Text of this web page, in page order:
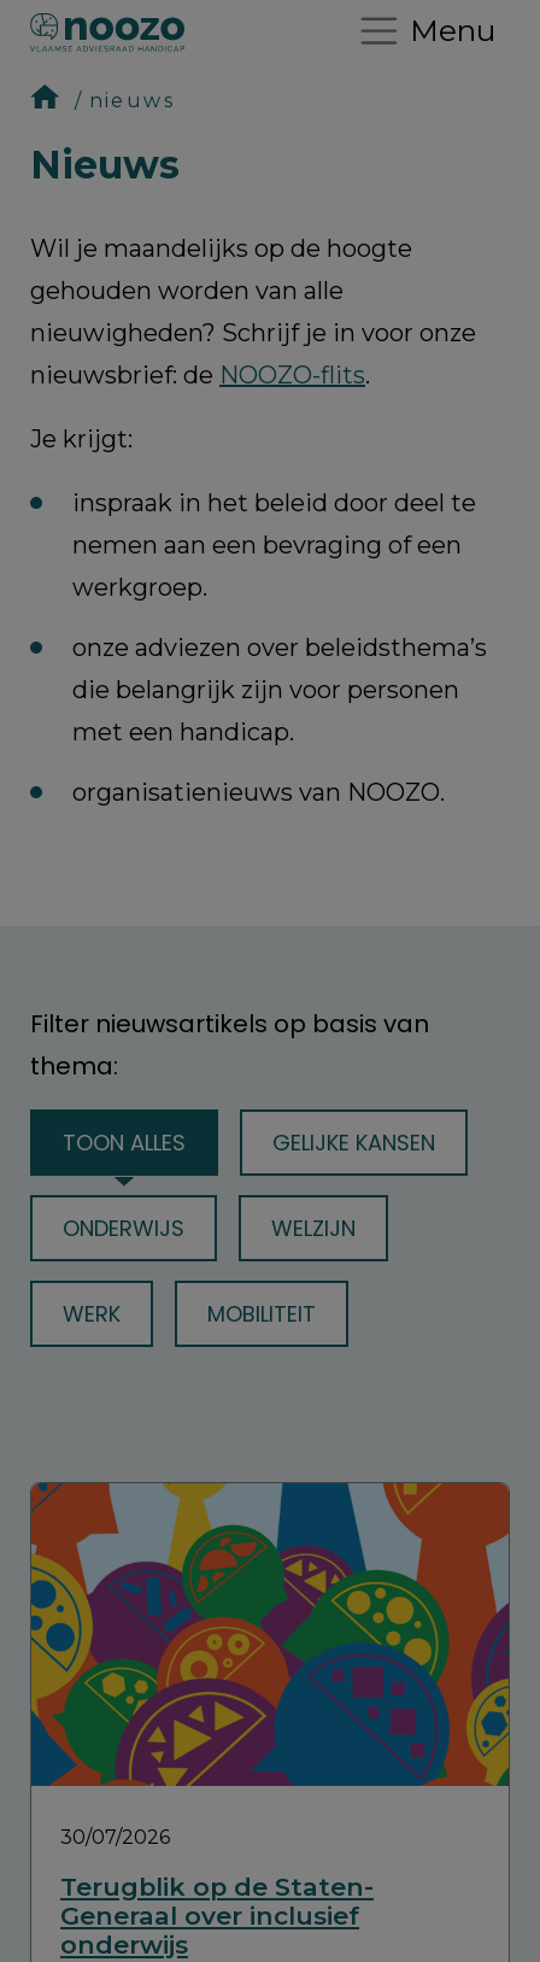
Menu
nieuws
Nieuws
Wil je maandelijks op de hoogte
gehouden worden van alle
nieuwigheden? Schrijf je in voor onze
nieuwsbrief: de NOOZO-flits.
Je krijgt:
inspraak in het beleid door deel te
nemen aan een bevraging of een
werkgroep.
onze adviezen over beleidsthema’s
die belangrijk zijn voor personen
met een handicap.
organisatienieuws van NOOZO.
Filter nieuwsartikels op basis van
thema:
TOON ALLES GELIJKE KANSEN
ONDERWIJS WELZIJN
WERK MOBILITEIT
30/07/2026
Terugblik op de Staten-
Generaal over inclusief
onderwijs